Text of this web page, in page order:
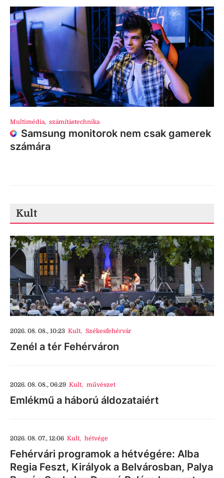
Multimédia, számítástechnika
Samsung monitorok nem csak gamerek
számára
Kult
2026. 08. 08., 10:23 Kult, Székesfehérvár
Zenél a tér Fehérváron
2026. 08. 08., 06:29 Kult, művészet
Emlékmű a háború áldozataiért
2026. 08. 07., 12:06 Kult, hétvége
Fehérvári programok a hétvégére: Alba
Regia Feszt, Királyok a Belvárosban, Palya